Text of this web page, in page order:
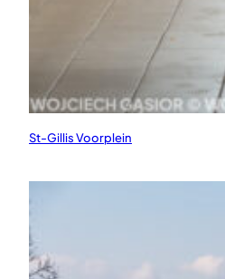
St-Gillis Voorplein